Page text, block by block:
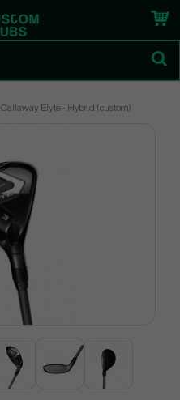
Callaway Elyte - Hybrid (custom)